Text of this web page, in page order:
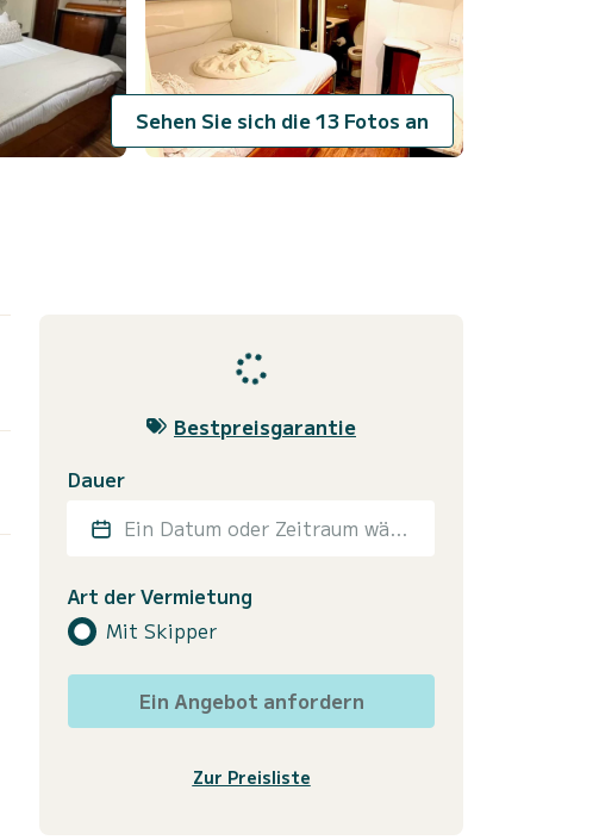
Sehen Sie sich die 13 Fotos an
Bestpreisgarantie
Dauer
Ein Datum oder Zeitraum wählen
Art der Vermietung
Mit Skipper
Ein Angebot anfordern
Zur Preisliste